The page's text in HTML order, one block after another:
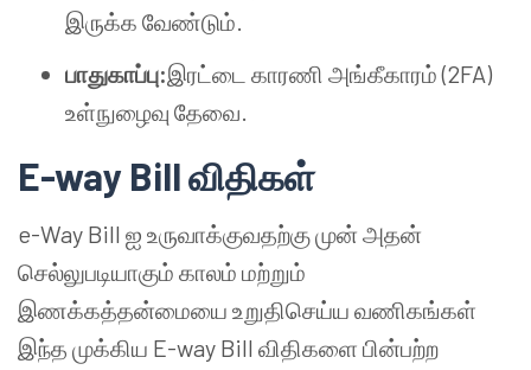
இருக்க வேண்டும்.
பாதுகாப்பு:இரட்டை காரணி அங்கீகாரம் (2FA)
உள்நுழைவு தேவை.
E-way Bill விதிகள்
e-Way Bill ஐ உருவாக்குவதற்கு முன் அதன்
செல்லுபடியாகும் காலம் மற்றும்
இணக்கத்தன்மையை உறுதிசெய்ய வணிகங்கள்
இந்த முக்கிய E-way Bill விதிகளை பின்பற்ற